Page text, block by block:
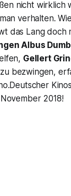
nicht wirklich
verhalten.
das Lang doch
Albus
Gellert
zu bezwingen,
2018!